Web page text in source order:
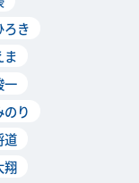
うちに幕を閉じた
、駆...
ろき
ま
一
り
道
翔